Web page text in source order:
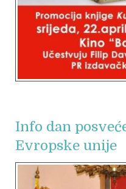
Info dan
Evropske unije